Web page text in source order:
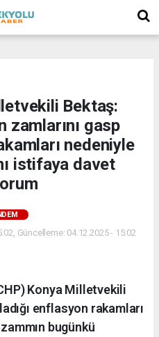
Bektaş:
zamlarını gasp
nedeniyle
istifaya davet
Güncelleme: 04.12.2025 - 15:02
Konya Milletvekili
enflasyon rakamları
bugünkü